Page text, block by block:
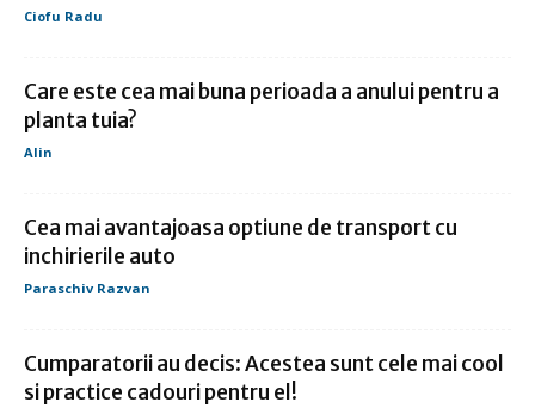
Ciofu Radu
Care este cea mai buna perioada a anului pentru a
planta tuia?
Alin
Cea mai avantajoasa optiune de transport cu
inchirierile auto
Paraschiv Razvan
Cumparatorii au decis: Acestea sunt cele mai cool
si practice cadouri pentru el!